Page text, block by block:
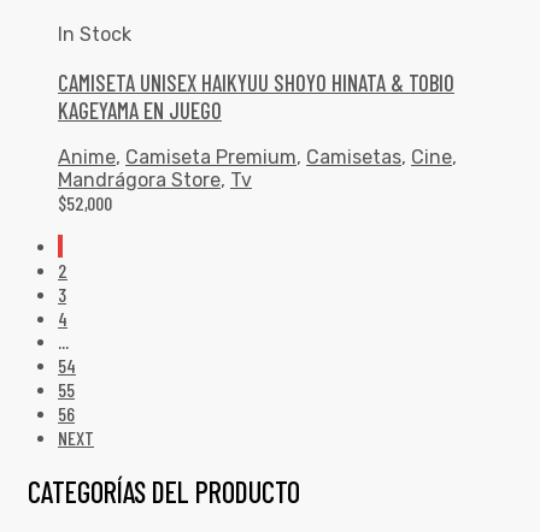
In Stock
CAMISETA UNISEX HAIKYUU SHOYO HINATA & TOBIO
KAGEYAMA EN JUEGO
Anime, Camiseta Premium, Camisetas, Cine,
Mandrágora Store, Tv
$52,000
2
3
4
…
54
55
56
NEXT
CATEGORÍAS DEL PRODUCTO